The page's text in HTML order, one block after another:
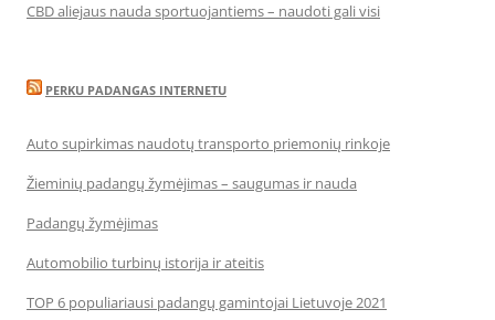
CBD aliejaus nauda sportuojantiems – naudoti gali visi
PERKU PADANGAS INTERNETU
Auto supirkimas naudotų transporto priemonių rinkoje
Žieminių padangų žymėjimas – saugumas ir nauda
Padangų žymėjimas
Automobilio turbinų istorija ir ateitis
TOP 6 populiariausi padangų gamintojai Lietuvoje 2021